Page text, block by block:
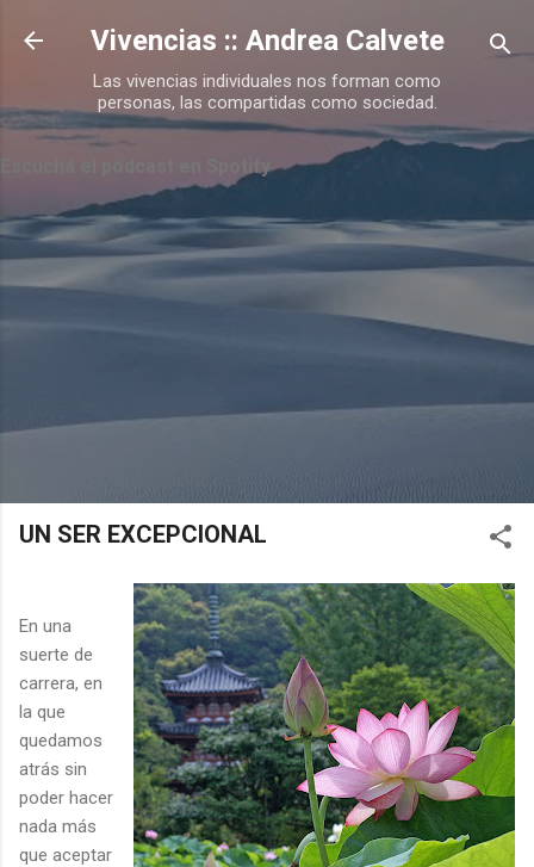
Ir al contenido principal
Vivencias :: Andrea Calvete
Las vivencias individuales nos forman como
personas, las compartidas como sociedad.
Escuchá el podcast en Spotify
UN SER EXCEPCIONAL
En una
suerte de
carrera, en
la que
quedamos
atrás sin
poder hacer
nada más
que aceptar